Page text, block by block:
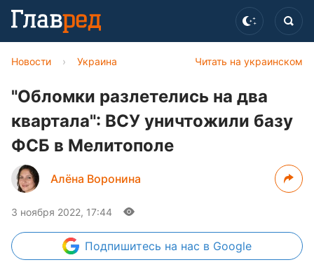
Читать на украинском
Новости › Украина
"Обломки разлетелись на два
квартала": ВСУ уничтожили базу
ФСБ в Мелитополе
Алёна Воронина
3 ноября 2022, 17:44
Подпишитесь на нас в Google